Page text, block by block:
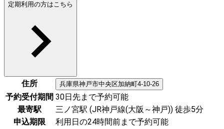
定期利用の方はこちら
住所 兵庫県神戸市中央区加納町4-10-26
予約受付期間 30日先まで予約可能
最寄駅
三ノ宮駅 (JR神戸線(大阪～神戸)) 徒歩5分
申込期限
利用日の24時間前まで予約可能